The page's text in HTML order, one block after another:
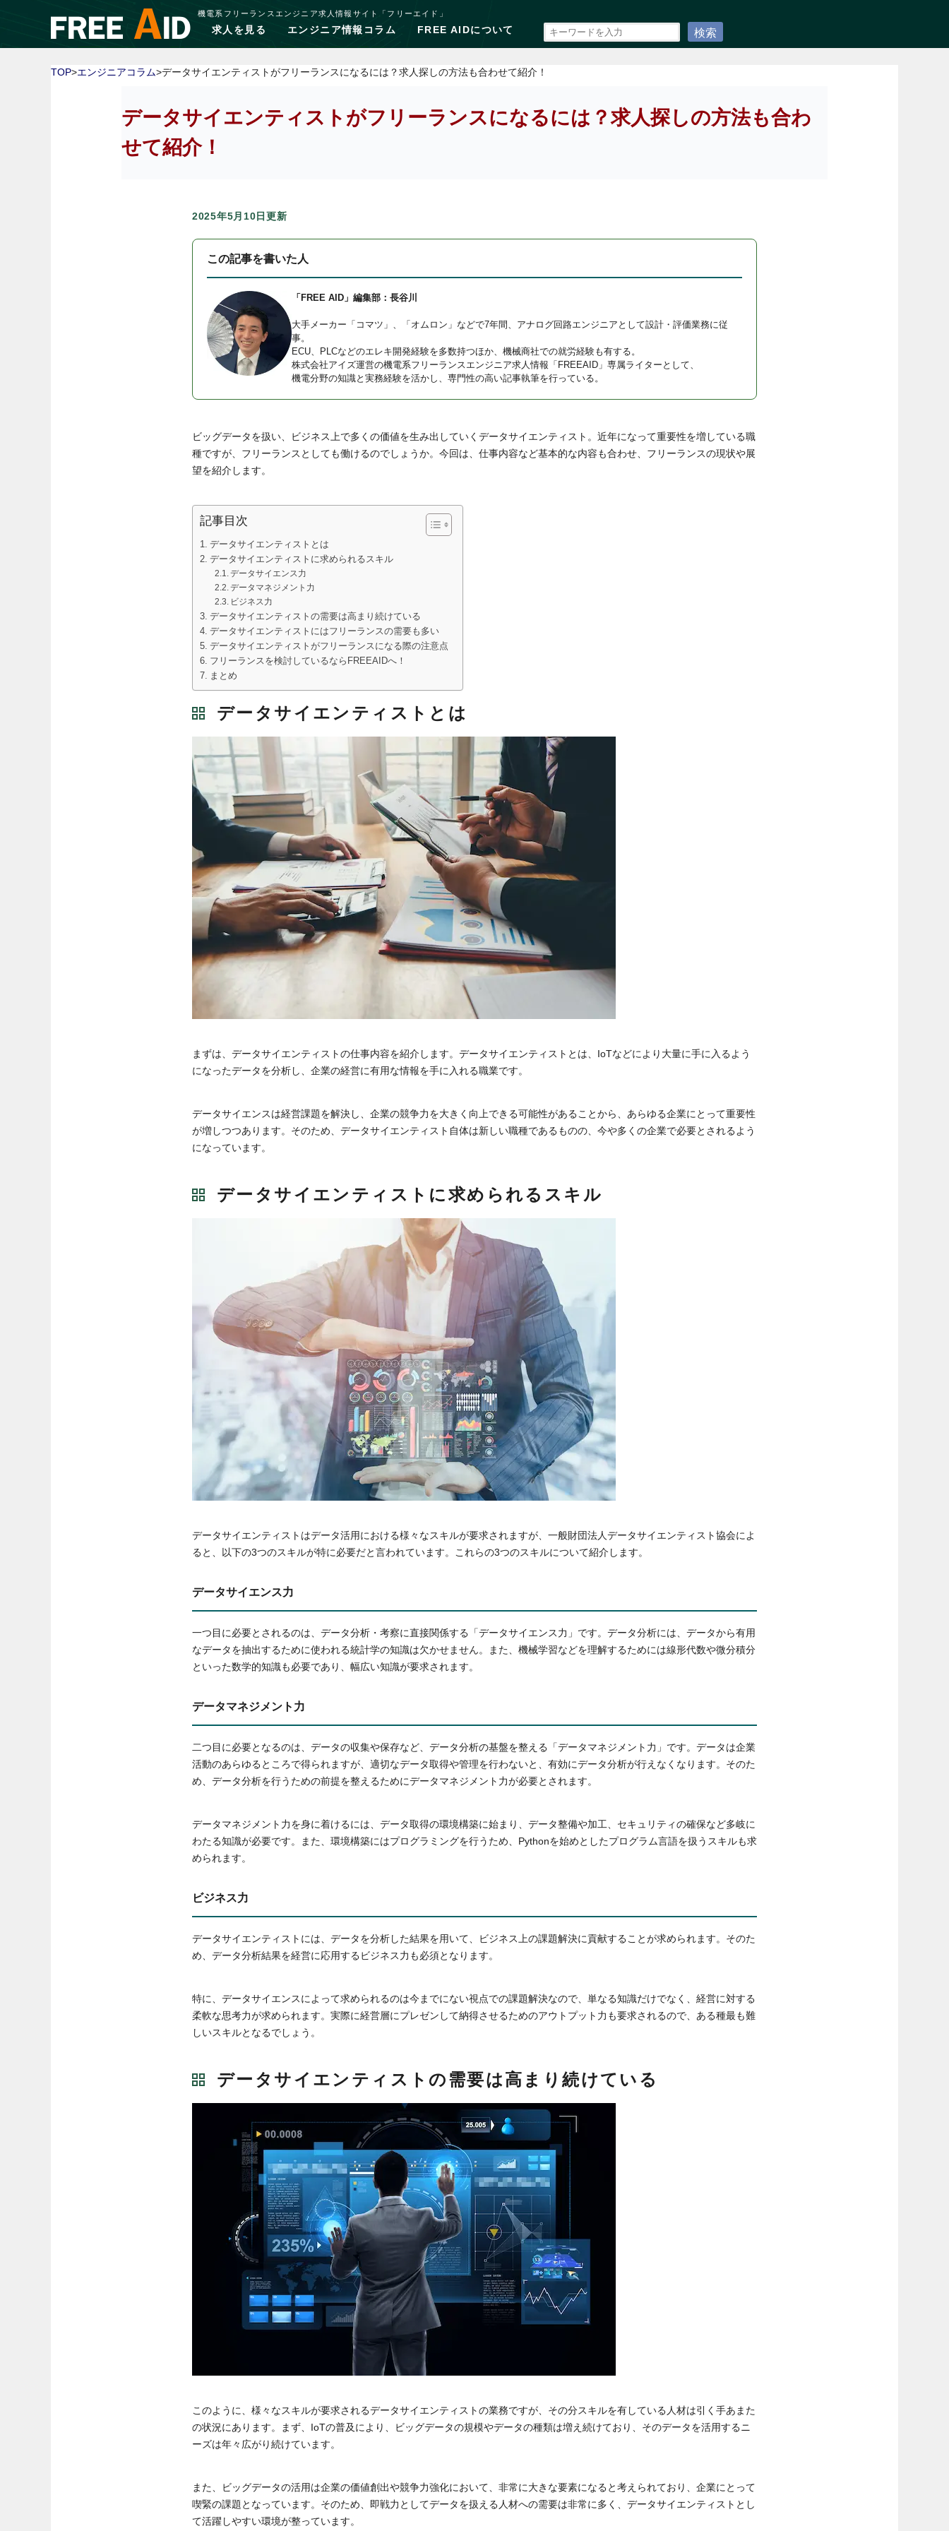
機電系フリーランスエンジニア求人情報サイト「フリーエイド」
求人を見る エンジニア情報コラム FREE AIDについて 検索
TOP>エンジニアコラム>データサイエンティストがフリーランスになるには？求人探しの方法も合わせて紹介！
データサイエンティストがフリーランスになるには？求人探しの方法も合わ
せて紹介！
2025年5月10日更新
この記事を書いた人
「FREE AID」編集部：長谷川
大手メーカー「コマツ」、「オムロン」などで7年間、アナログ回路エンジニアとして設計・評価業務に従
事。
ECU、PLCなどのエレキ開発経験を多数持つほか、機械商社での就労経験も有する。
株式会社アイズ運営の機電系フリーランスエンジニア求人情報「FREEAID」専属ライターとして、
機電分野の知識と実務経験を活かし、専門性の高い記事執筆を行っている。
ビッグデータを扱い、ビジネス上で多くの価値を生み出していくデータサイエンティスト。近年になって重要性を増している職
種ですが、フリーランスとしても働けるのでしょうか。今回は、仕事内容など基本的な内容も合わせ、フリーランスの現状や展
望を紹介します。
記事目次
データサイエンティストとは
データサイエンティストに求められるスキル
データサイエンス力
データマネジメント力
ビジネス力
データサイエンティストの需要は高まり続けている
データサイエンティストにはフリーランスの需要も多い
データサイエンティストがフリーランスになる際の注意点
フリーランスを検討しているならFREEAIDへ！
まとめ
データサイエンティストとは
まずは、データサイエンティストの仕事内容を紹介します。データサイエンティストとは、IoTなどにより大量に手に入るよう
になったデータを分析し、企業の経営に有用な情報を手に入れる職業です。
データサイエンスは経営課題を解決し、企業の競争力を大きく向上できる可能性があることから、あらゆる企業にとって重要性
が増しつつあります。そのため、データサイエンティスト自体は新しい職種であるものの、今や多くの企業で必要とされるよう
になっています。
データサイエンティストに求められるスキル
データサイエンティストはデータ活用における様々なスキルが要求されますが、一般財団法人データサイエンティスト協会によ
ると、以下の3つのスキルが特に必要だと言われています。これらの3つのスキルについて紹介します。
データサイエンス力
一つ目に必要とされるのは、データ分析・考察に直接関係する「データサイエンス力」です。データ分析には、データから有用
なデータを抽出するために使われる統計学の知識は欠かせません。また、機械学習などを理解するためには線形代数や微分積分
といった数学的知識も必要であり、幅広い知識が要求されます。
データマネジメント力
二つ目に必要となるのは、データの収集や保存など、データ分析の基盤を整える「データマネジメント力」です。データは企業
活動のあらゆるところで得られますが、適切なデータ取得や管理を行わないと、有効にデータ分析が行えなくなります。そのた
め、データ分析を行うための前提を整えるためにデータマネジメント力が必要とされます。
データマネジメント力を身に着けるには、データ取得の環境構築に始まり、データ整備や加工、セキュリティの確保など多岐に
わたる知識が必要です。また、環境構築にはプログラミングを行うため、Pythonを始めとしたプログラム言語を扱うスキルも求
められます。
ビジネス力
データサイエンティストには、データを分析した結果を用いて、ビジネス上の課題解決に貢献することが求められます。そのた
め、データ分析結果を経営に応用するビジネス力も必須となります。
特に、データサイエンスによって求められるのは今までにない視点での課題解決なので、単なる知識だけでなく、経営に対する
柔軟な思考力が求められます。実際に経営層にプレゼンして納得させるためのアウトプット力も要求されるので、ある種最も難
しいスキルとなるでしょう。
データサイエンティストの需要は高まり続けている
このように、様々なスキルが要求されるデータサイエンティストの業務ですが、その分スキルを有している人材は引く手あまた
の状況にあります。まず、IoTの普及により、ビッグデータの規模やデータの種類は増え続けており、そのデータを活用するニ
ーズは年々広がり続けています。
また、ビッグデータの活用は企業の価値創出や競争力強化において、非常に大きな要素になると考えられており、企業にとって
喫緊の課題となっています。そのため、即戦力としてデータを扱える人材への需要は非常に多く、データサイエンティストとし
て活躍しやすい環境が整っています。